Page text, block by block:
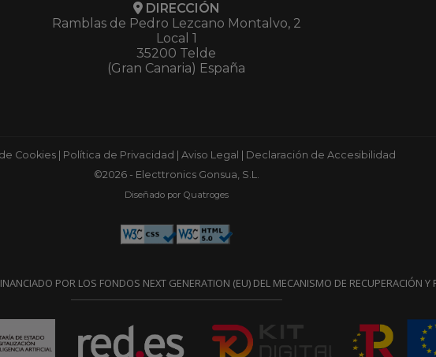
DIRECCIÓN
Ramblas de Pedro Lezcano Montalvo, 2
Local 1
35200 Telde
(Gran Canaria) España
Cookies| Política de Privacidad Aviso Legal
Declaración de Accesibilidad
©2026 - Electtronics Gonsua, S.L.
Diseñado por Quatroges
POR LOS FONDOS NEXT GENERATION (EU) DEL MECANISMO DE RECUPERACIÓN Y